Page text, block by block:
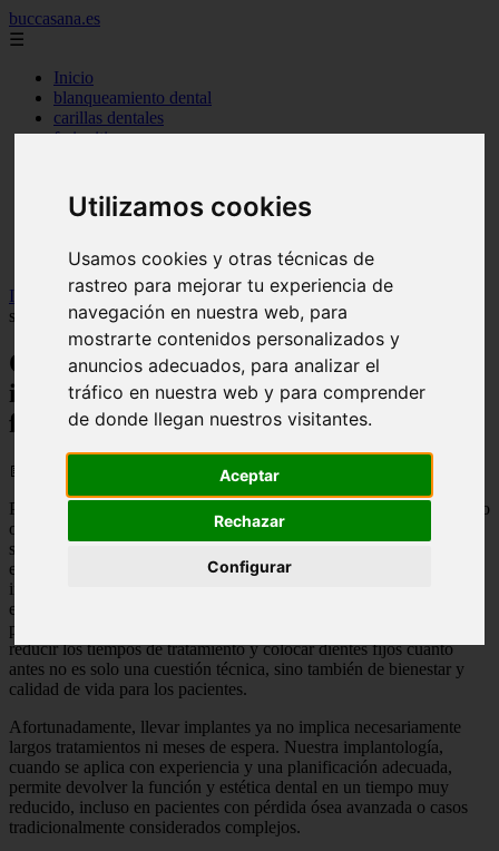
Utilizamos cookies
Usamos cookies y otras técnicas de
rastreo para mejorar tu experiencia de
navegación en nuestra web, para
mostrarte contenidos personalizados y
anuncios adecuados, para analizar el
tráfico en nuestra web y para comprender
de donde llegan nuestros visitantes.
Aceptar
Rechazar
Configurar
buccasana.es
☰
Inicio
blanqueamiento dental
carillas dentales
faringitis
lengua blanca causas y remedios
mal aliento
tipos de brackets
Inicio
dientes > Qué son los implantes de carga inmediata: la
solución para llevar dientes fijos en un solo día
Qué son los implantes de carga
inmediata: la solución para llevar dientes
fijos en un solo día
📅 02/06/2026
Pasar por un proceso de implantología no es fácil. La pérdida de uno
o varios dientes no solo afecta a la masticación o al habla, sino que
suele ser un proceso largo, incómodo y, en muchos casos,
emocionalmente desgastante. La espera entre fases, la sensación de
ir con un hueco visible en la boca o con prótesis provisionales poco
estables y el impacto estético generan inseguridad, ansiedad y una
percepción constante de estar “a medias” durante meses. Por eso,
reducir los tiempos de tratamiento y colocar dientes fijos cuanto
antes no es solo una cuestión técnica, sino también de bienestar y
calidad de vida para los pacientes.
Afortunadamente, llevar implantes ya no implica necesariamente
largos tratamientos ni meses de espera. Nuestra implantología,
cuando se aplica con experiencia y una planificación adecuada,
permite devolver la función y estética dental en un tiempo muy
reducido, incluso en pacientes con pérdida ósea avanzada o casos
tradicionalmente considerados complejos.